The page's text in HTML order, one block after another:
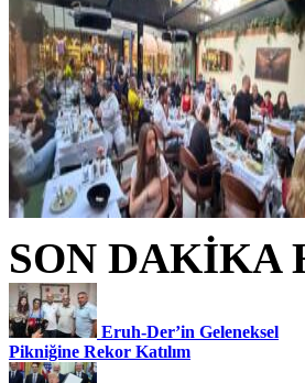
SON DAKİKA
Eruh-Der’in Geleneksel
Pikniğine Rekor Katılım